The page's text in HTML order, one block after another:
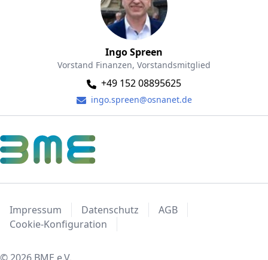
Ingo Spreen
Vorstand Finanzen, Vorstandsmitglied
+49 152 08895625
ingo.spreen@osnanet.de
Impressum Datenschutz
AGB
Cookie-Konfiguration